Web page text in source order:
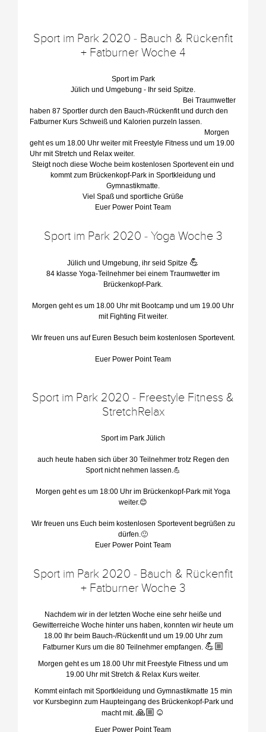
Sport im Park 2020 - Bauch & Rückenfit
+ Fatburner Woche 4
Sport im Park
Jülich und Umgebung - Ihr seid Spitze.
Bei Traumwetter
haben 87 Sportler durch den Bauch-/Rückenfit und durch den
Fatburner Kurs Schweiß und Kalorien purzeln lassen.
Morgen
geht es um 18.00 Uhr weiter mit Freestyle Fitness und um 19.00
Uhr mit Stretch und Relax weiter.
Steigt noch diese Woche beim kostenlosen Sportevent ein und
kommt zum Brückenkopf-Park in Sportkleidung und
Gymnastikmatte.
Viel Spaß und sportliche Grüße
Euer Power Point Team
Sport im Park 2020 - Yoga Woche 3
Jülich und Umgebung, ihr seid Spitze 💪
84 klasse Yoga-Teilnehmer bei einem Traumwetter im
Brückenkopf-Park.
Morgen geht es um 18.00 Uhr mit Bootcamp und um 19.00 Uhr
mit Fighting Fit weiter.
Wir freuen uns auf Euren Besuch beim kostenlosen Sportevent.
Euer Power Point Team
Sport im Park 2020 - Freestyle Fitness &
StretchRelax
Sport im Park Jülich
auch heute haben sich über 30 Teilnehmer trotz Regen den
Sport nicht nehmen lassen.💪
Morgen geht es um 18:00 Uhr im Brückenkopf-Park mit Yoga
weiter.😊
Wir freuen uns Euch beim kostenlosen Sportevent begrüßen zu
dürfen.🙂
Euer Power Point Team
Sport im Park 2020 - Bauch & Rückenfit
+ Fatburner Woche 3
Nachdem wir in der letzten Woche eine sehr heiße und
Gewitterreiche Woche hinter uns haben, konnten wir heute um
18.00 Ihr beim Bauch-/Rückenfit und um 19.00 Uhr zum
Fatburner Kurs um die 80 Teilnehmer empfangen. 💪🏼
Morgen geht es um 18.00 Uhr mit Freestyle Fitness und um
19.00 Uhr mit Stretch & Relax Kurs weiter.
Kommt einfach mit Sportkleidung und Gymnastikmatte 15 min
vor Kursbeginn zum Haupteingang des Brückenkopf-Park und
macht mit. 🙏🏼 ☺️
Euer Power Point Team